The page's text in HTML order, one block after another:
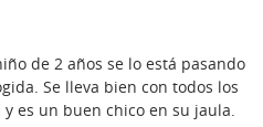
de 2 años se lo está pasando
Se lleva bien con todos los
es un buen chico en su jaula.